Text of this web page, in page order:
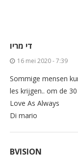
די מריו
16 mei 2020 - 7:39
Sommige mensen
les krijgen.. om de
Love As Always
Di mario
BVISION